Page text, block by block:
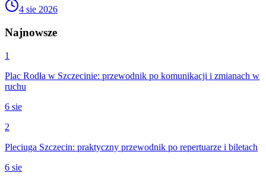
4 sie 2026
Najnowsze
1
Plac Rodła w Szczecinie: przewodnik po komunikacji i zmianach w
ruchu
6 sie
2
Pleciuga Szczecin: praktyczny przewodnik po repertuarze i biletach
6 sie